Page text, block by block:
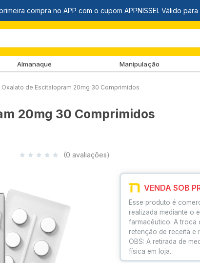
Almanaque Manipulação
Oxalato de Escitalopram 20mg 30 Comprimidos
20mg 30 Comprimidos
(0 avaliações)
VENDA SOB
Esse produto é
realizada mediante o
farmacêutico. A troca
retenção de receita e
OBS: A retirada de
física em loja.